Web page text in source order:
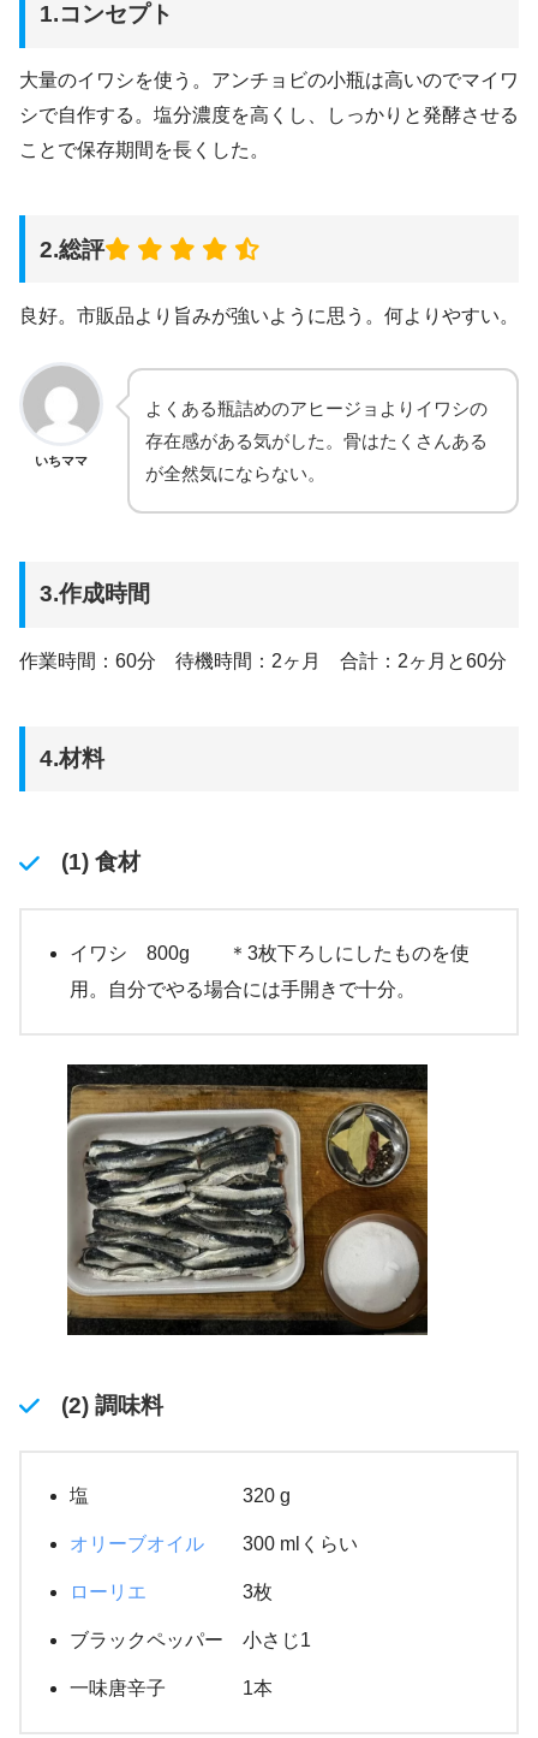
1.コンセプト
大量のイワシを使う。アンチョビの小瓶は高いのでマイワ
シで自作する。塩分濃度を高くし、しっかりと発酵させる
ことで保存期間を長くした。
2.総評
良好。市販品より旨みが強いように思う。何よりやすい。
いちママ
よくある瓶詰めのアヒージョよりイワシの
存在感がある気がした。骨はたくさんある
が全然気にならない。
3.作成時間
作業時間：60分 待機時間：2ヶ月 合計：2ヶ月と60分
4.材料
(1) 食材
イワシ 800g ＊3枚下ろしにしたものを使
用。自分でやる場合には手開きで十分。
(2) 調味料
塩 320 g
オリーブオイル 300 mlくらい
ローリエ 3枚
ブラックペッパー 小さじ1
一味唐辛子 1本